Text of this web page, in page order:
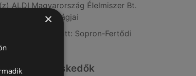
ALDI Magyarország Élelmiszer Bt.
akciós újságjai
Tesco üzletei itt: Sopron-Fertődi
kiskereskedők
×